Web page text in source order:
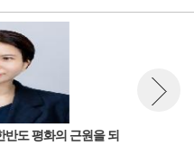
도 평화의 근원을 되